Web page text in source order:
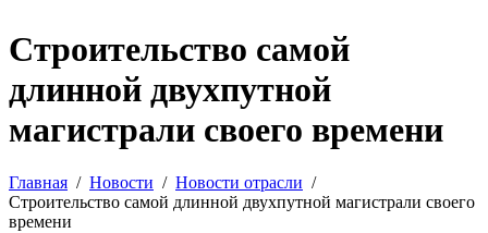
Cтроительство самой
длинной двухпутной
магистрали своего времени
Главная Новости
Новости отрасли
Cтроительство самой длинной двухпутной магистрали своего
времени